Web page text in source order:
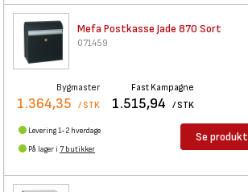
Mefa Postkasse Jade 870 Sort
071459
Bygmaster
1.364,35 / STK
Fast Kampagne
1.515,94 / STK
Levering 1-2 hverdage
På lager i 7 butikker
Se produkt